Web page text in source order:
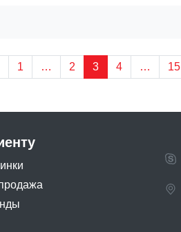
1 … 2 3 4 … 15